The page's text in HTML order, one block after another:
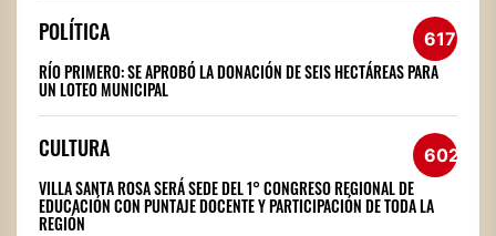
POLÍTICA 617
RÍO PRIMERO: SE APROBÓ LA DONACIÓN DE SEIS HECTÁREAS PARA
UN LOTEO MUNICIPAL
CULTURA 602
VILLA SANTA ROSA SERÁ SEDE DEL 1° CONGRESO REGIONAL DE
EDUCACIÓN CON PUNTAJE DOCENTE Y PARTICIPACIÓN DE TODA LA
REGIÓN